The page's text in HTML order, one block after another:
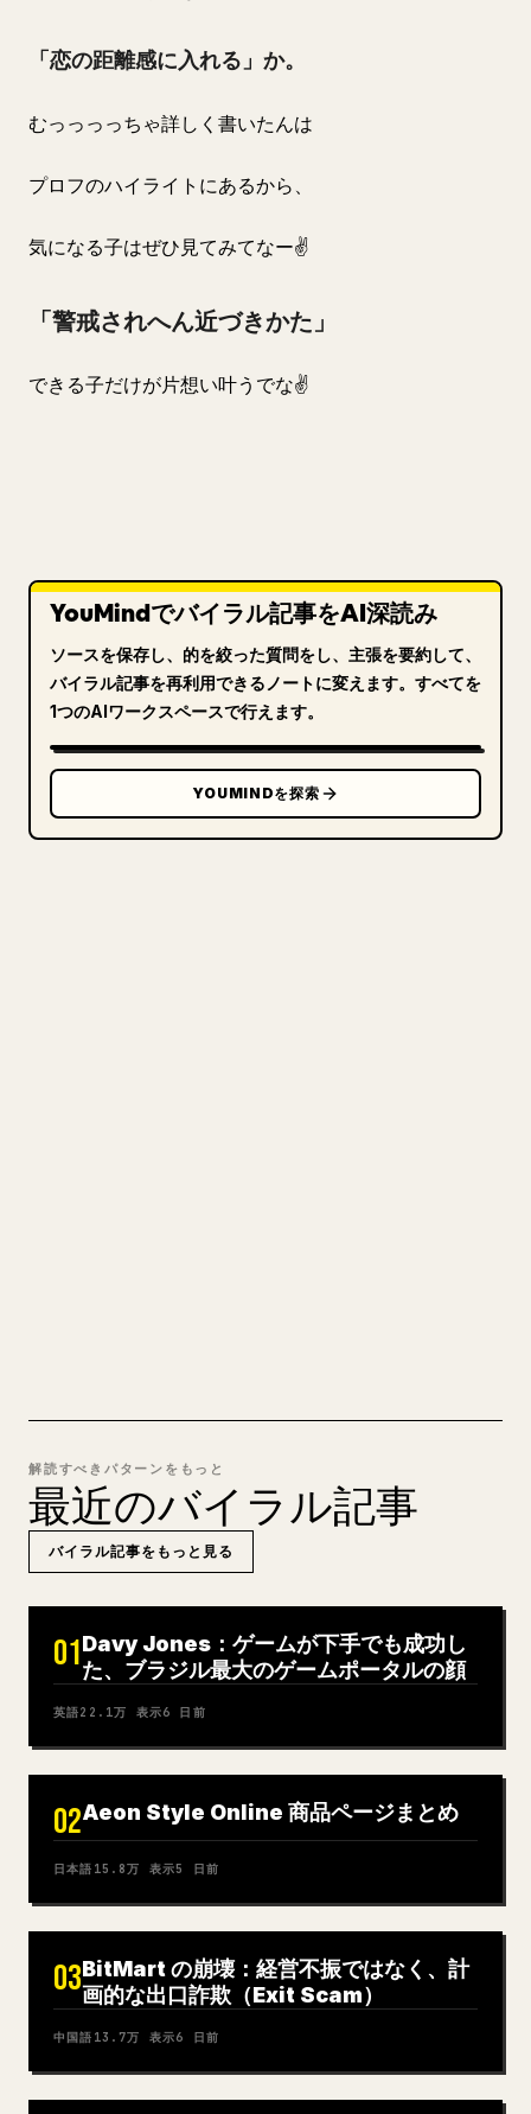
「恋の距離感に入れる」か。
むっっっっちゃ詳しく書いたんは
プロフのハイライトにあるから、
気になる子はぜひ見てみてなー✌️
「警戒されへん近づきかた」
できる子だけが片想い叶うでな✌️
YouMindでバイラル記事をAI深読み
ソースを保存し、的を絞った質問をし、主張を要約して、
バイラル記事を再利用できるノートに変えます。すべてを
1つのAIワークスペースで行えます。
YOUMINDを探索
解読すべきパターンをもっと
最近のバイラル記事
バイラル記事をもっと見る
01Davy Jones：ゲームが下手でも成功し
た、ブラジル最大のゲームポータルの顔
英語22.1万 表示6 日前
02Aeon Style Online 商品ページまとめ
日本語 15.8万 表示5 日前
03BitMart の崩壊：経営不振ではなく、計
画的な出口詐欺（Exit Scam）
中国語 13.7万 表示6 日前